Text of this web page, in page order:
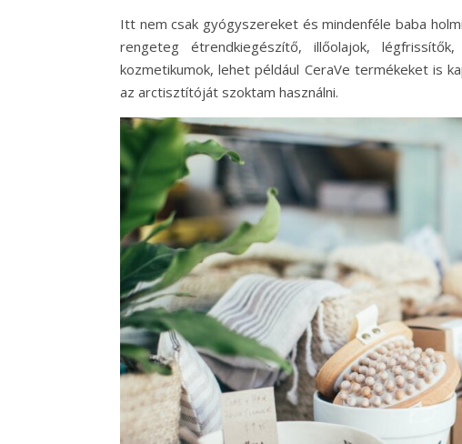
Itt nem csak gyógyszereket és mindenféle baba
rengeteg étrendkiegészítő, illőolajok,
kozmetikumok, lehet például CeraVe termékeket is
az arctisztítóját szoktam használni.